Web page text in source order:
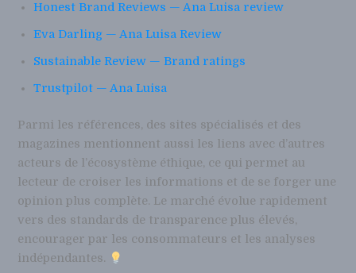
Honest Brand Reviews — Ana Luisa review
Eva Darling — Ana Luisa Review
Sustainable Review — Brand ratings
Trustpilot — Ana Luisa
Parmi les références, des sites spécialisés et des
magazines mentionnent aussi les liens avec d’autres
acteurs de l’écosystème éthique, ce qui permet au
lecteur de croiser les informations et de se forger une
opinion plus complète. Le marché évolue rapidement
vers des standards de transparence plus élevés,
encourager par les consommateurs et les analyses
indépendantes.